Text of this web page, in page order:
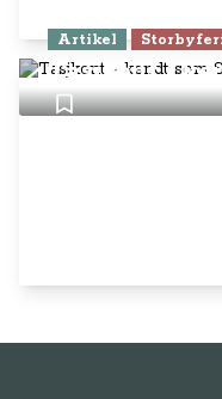
Artikel
Tasjkent -